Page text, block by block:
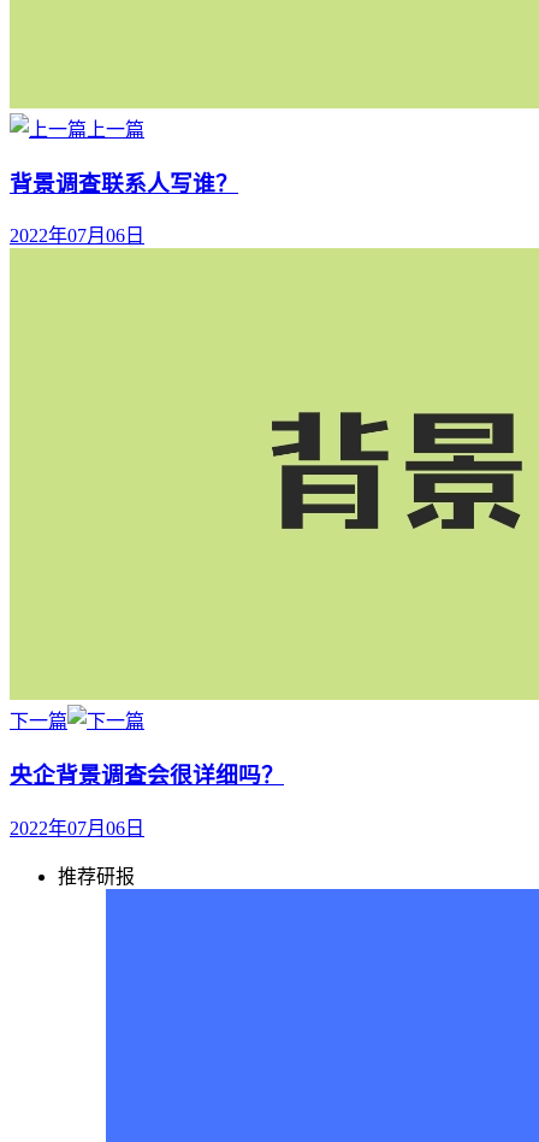
上一篇
背景调查联系人写谁？
2022年07月06日
下一篇
央企背景调查会很详细吗？
2022年07月06日
推荐研报